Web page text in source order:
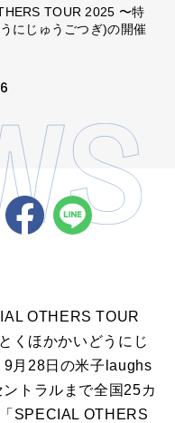
TOUR 2025 〜特
にじゅうごつぎ)の開催
OTHERS TOUR
くほかかいどうにじ
9月28日の米子laughs
トラルまで全国25カ
SPECIAL OTHERS